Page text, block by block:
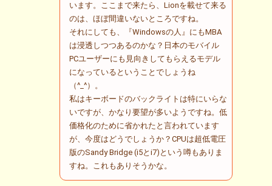
います。ここまで来たら、Lionを載せて来る
のは、ほぼ間違いないところですね。
それにしても、『Windowsの人』にもMBA
は浸透しつつあるのかな？日本のモバイル
PCユーザーにも見向きしてもらえるモデル
になっているということでしょうね
（^_^）。
私はキーボードのバックライトは特にいらな
いですが、かなり要望が多いようですね。低
価格化のために省かれたと言われています
が、今度はどうでしょうか？CPUは超低電圧
版のSandy Bridge (i5とi7)という噂もありま
すね。これもありそうかな。